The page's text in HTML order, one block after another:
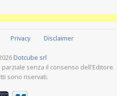
Privacy Disclaimer
Dotcube srl
senza il consenso dell'Editore.
sono riservati.